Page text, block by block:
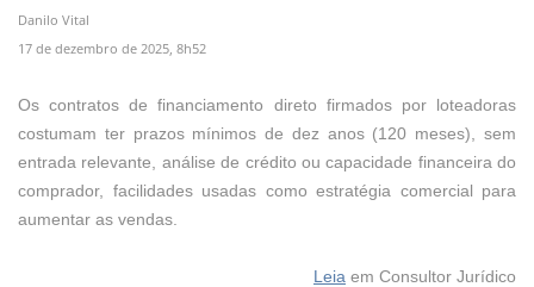
Danilo Vital
17 de dezembro de 2025, 8h52
Os contratos de financiamento direto firmados por loteadoras
costumam ter prazos mínimos de dez anos (120 meses), sem
entrada relevante, análise de crédito ou capacidade financeira do
comprador, facilidades usadas como estratégia comercial para
aumentar as vendas.
Leia em Consultor Jurídico